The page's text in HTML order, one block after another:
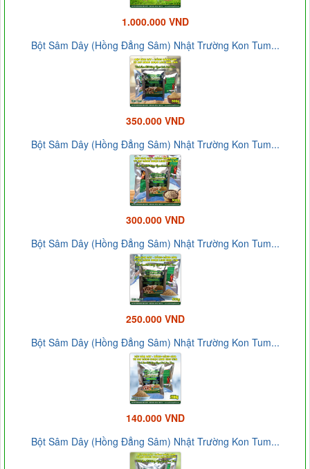
1.000.000 VND
Bột Sâm Dây (Hồng Đẳng Sâm) Nhật Trường Kon Tum...
350.000 VND
Bột Sâm Dây (Hồng Đẳng Sâm) Nhật Trường Kon Tum...
300.000 VND
Bột Sâm Dây (Hồng Đẳng Sâm) Nhật Trường Kon Tum...
250.000 VND
Bột Sâm Dây (Hồng Đẳng Sâm) Nhật Trường Kon Tum...
140.000 VND
Bột Sâm Dây (Hồng Đẳng Sâm) Nhật Trường Kon Tum...